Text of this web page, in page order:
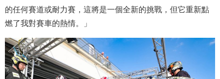
的任何賽道或耐力賽，這將是一個全新的挑戰，但它重新點
燃了我對賽車的熱情。」